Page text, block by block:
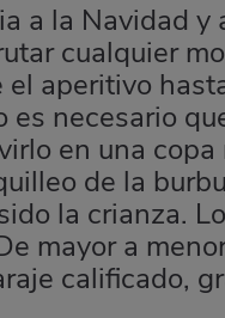
a la Navidad
cualquier
el aperitivo
es necesario
en una
de la
la crianza.
mayor a
calificado,